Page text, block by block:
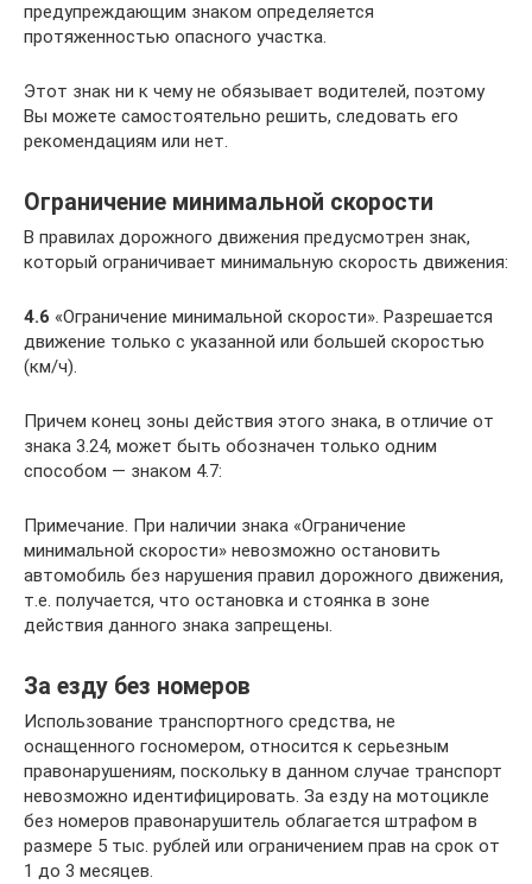
предупреждающим знаком определяется
протяженностью опасного участка.
Этот знак ни к чему не обязывает водителей, поэтому
Вы можете самостоятельно решить, следовать его
рекомендациям или нет.
Ограничение минимальной скорости
В правилах дорожного движения предусмотрен знак,
который ограничивает минимальную скорость движения:
4.6 «Ограничение минимальной скорости». Разрешается
движение только с указанной или большей скоростью
(км/ч).
Причем конец зоны действия этого знака, в отличие от
знака 3.24, может быть обозначен только одним
способом — знаком 4.7:
Примечание. При наличии знака «Ограничение
минимальной скорости» невозможно остановить
автомобиль без нарушения правил дорожного движения,
т.е. получается, что остановка и стоянка в зоне
действия данного знака запрещены.
За езду без номеров
Использование транспортного средства, не
оснащенного госномером, относится к серьезным
правонарушениям, поскольку в данном случае транспорт
невозможно идентифицировать. За езду на мотоцикле
без номеров правонарушитель облагается штрафом в
размере 5 тыс. рублей или ограничением прав на срок от
1 до 3 месяцев.